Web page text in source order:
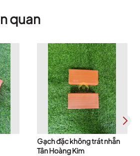
quan
Gạch đặc không trát nhẵn
Tân Hoàng Kim